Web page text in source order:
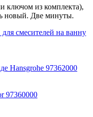
ключом из комплекта),
новый. Две минуты.
смесителей на ванну
Hansgrohe 97362000
97360000